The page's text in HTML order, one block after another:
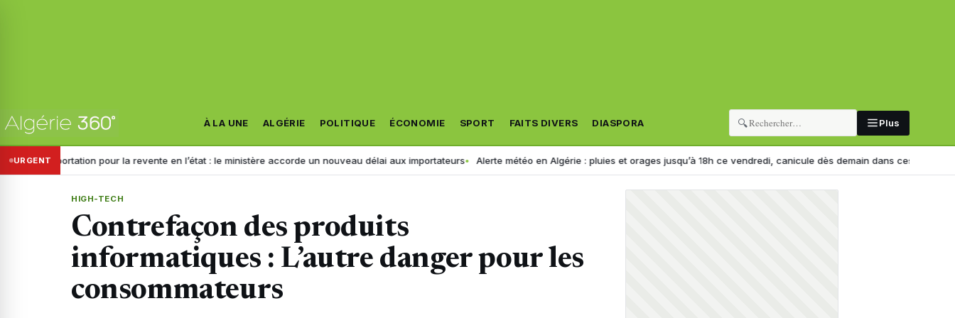
À LA UNE ALGÉRIE POLITIQUE ÉCONOMIE SPORT FAITS DIVERS DIASPORA 🔍 Plus
URGENT
Importation pour la revente en l’état : le ministère accorde un nouveau délai aux importateurs Alerte météo en Algérie : pluies et orages jusqu’à 18h ce vendredi, canicule dès demain dans ces wilayas
HIGH-TECH
Contrefaçon des produits
informatiques : L’autre danger pour les
consommateurs